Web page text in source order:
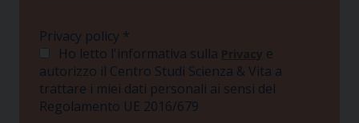
Privacy policy *
Ho letto l'informativa sulla Privacy e
autorizzo il Centro Studi Scienza & Vita a
trattare i miei dati personali ai sensi del
Regolamento UE 2016/679